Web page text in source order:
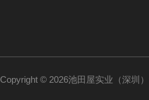
Copyright © 2026池田屋实业（深